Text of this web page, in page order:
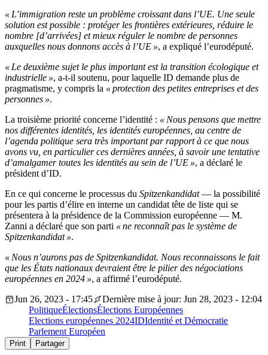
« L’immigration reste un problème croissant dans l’UE. Une seule
solution est possible : protéger les frontières extérieures, réduire le
nombre [d’arrivées] et mieux réguler le nombre de personnes
auxquelles nous donnons accès à l’UE », a expliqué l’eurodéputé.
« Le deuxième sujet le plus important est la transition écologique et
industrielle », a-t-il soutenu, pour laquelle ID demande plus de
pragmatisme, y compris la « protection des petites entreprises et des
personnes ».
La troisième priorité concerne l’identité : « Nous pensons que mettre
nos différentes identités, les identités européennes, au centre de
l’agenda politique sera très important par rapport à ce que nous
avons vu, en particulier ces dernières années, à savoir une tentative
d’amalgamer toutes les identités au sein de l’UE », a déclaré le
président d’ID.
En ce qui concerne le processus du Spitzenkandidat— la possibilité
pour les partis d’élire en interne un candidat tête de liste qui se
présentera à la présidence de la Commission européenne — M.
Zanni a déclaré que son parti « ne reconnaît pas le système de
Spitzenkandidat ».
« Nous n’aurons pas de Spitzenkandidat. Nous reconnaissons le fait
que les États nationaux devraient être le pilier des négociations
européennes en 2024 », a affirmé l’eurodéputé.
Jun 26, 2023 - 17:45
Dernière mise à jour: Jun 28, 2023 - 12:04
PolitiqueÉlectionsÉlections Européennes
Elections européennes 2024IDIdentité et Démocratie
Parlement Européen
Print Partager